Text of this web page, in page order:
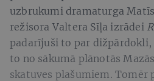
uzbrukumi dramaturga
režisora Valtera Sīļa izrādei
padarījuši to par
to no sākumā plānotās
skatuves plašumiem. Tomēr